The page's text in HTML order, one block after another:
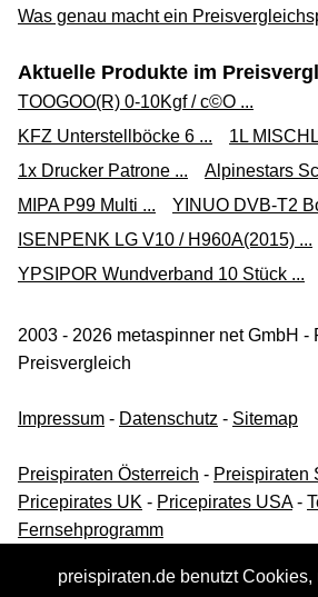
Was genau macht ein
Aktuelle Produkte im
TOOGOO(R) 0-10Kgf / c©O ...
KFZ Unterstellböcke 6 ...
1L
1x Drucker Patrone ...
Alpinestars
MIPA P99 Multi ...
YINUO DVB-T2
ISENPENK LG V10 / H960A(2015) ...
YPSIPOR Wundverband 10 Stück ...
2003 - 2026 metaspinner net GmbH -
Preisvergleich
Impressum - Datenschutz - Sitemap
Preispiraten Österreich - Preispiraten
Pricepirates UK - Pricepirates USA-
Fernsehprogramm
preispiraten.de benutzt Cookies,